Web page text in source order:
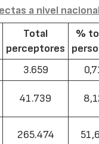
a nivel
Total
perceptores
%
3.659
41.739
265.474